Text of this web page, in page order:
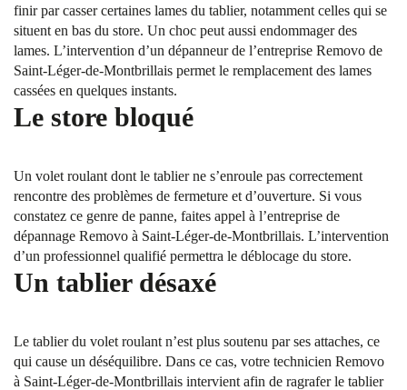
finir par casser certaines lames du tablier, notamment celles qui se
situent en bas du store. Un choc peut aussi endommager des
lames. L’intervention d’un dépanneur de l’entreprise Removo de
Saint-Léger-de-Montbrillais permet le remplacement des lames
cassées en quelques instants.
Le store bloqué
Un volet roulant dont le tablier ne s’enroule pas correctement
rencontre des problèmes de fermeture et d’ouverture. Si vous
constatez ce genre de panne, faites appel à l’entreprise de
dépannage Removo à Saint-Léger-de-Montbrillais. L’intervention
d’un professionnel qualifié permettra le déblocage du store.
Un tablier désaxé
Le tablier du volet roulant n’est plus soutenu par ses attaches, ce
qui cause un déséquilibre. Dans ce cas, votre technicien Removo
à Saint-Léger-de-Montbrillais intervient afin de ragrafer le tablier